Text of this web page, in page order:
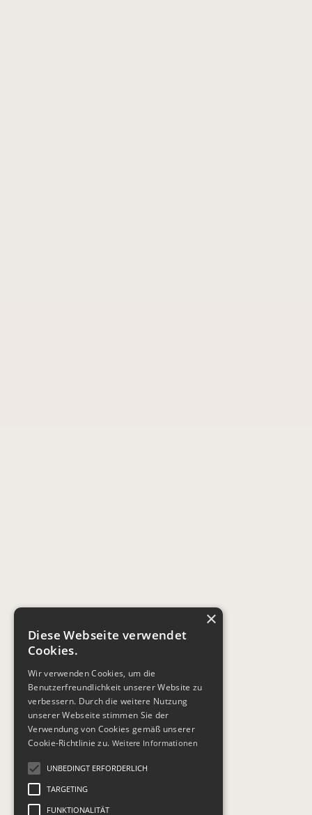
×
Diese Webseite verwendet
Cookies.
Wir verwenden Cookies, um die
Benutzerfreundlichkeit unserer Website zu
verbessern. Durch die weitere Nutzung
unserer Webseite stimmen Sie der
Verwendung von Cookies gemäß unserer
Cookie-Richtlinie zu. Weitere Informationen
UNBEDINGT ERFORDERLICH
TARGETING
FUNKTIONALITÄT